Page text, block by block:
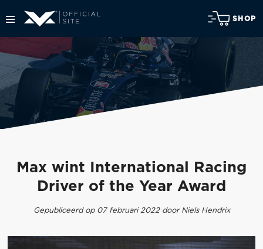
SHOP
Max wint International Racing
Driver of the Year Award
Gepubliceerd op 07 februari 2022 door Niels Hendrix